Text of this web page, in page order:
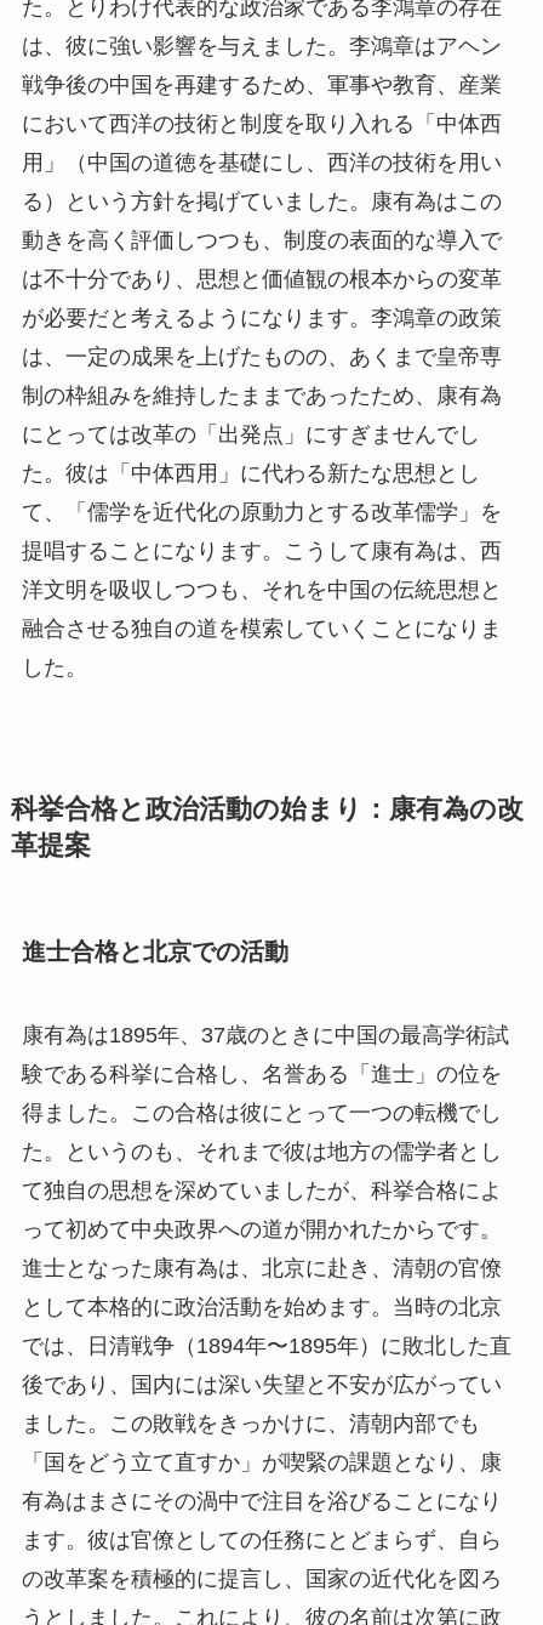
た。とりわけ代表的な政治家である李鴻章の存在
は、彼に強い影響を与えました。李鴻章はアヘン
戦争後の中国を再建するため、軍事や教育、産業
において西洋の技術と制度を取り入れる「中体西
用」（中国の道徳を基礎にし、西洋の技術を用い
る）という方針を掲げていました。康有為はこの
動きを高く評価しつつも、制度の表面的な導入で
は不十分であり、思想と価値観の根本からの変革
が必要だと考えるようになります。李鴻章の政策
は、一定の成果を上げたものの、あくまで皇帝専
制の枠組みを維持したままであったため、康有為
にとっては改革の「出発点」にすぎませんでし
た。彼は「中体西用」に代わる新たな思想とし
て、「儒学を近代化の原動力とする改革儒学」を
提唱することになります。こうして康有為は、西
洋文明を吸収しつつも、それを中国の伝統思想と
融合させる独自の道を模索していくことになりま
した。
科挙合格と政治活動の始まり：康有為の改
革提案
進士合格と北京での活動
康有為は1895年、37歳のときに中国の最高学術試
験である科挙に合格し、名誉ある「進士」の位を
得ました。この合格は彼にとって一つの転機でし
た。というのも、それまで彼は地方の儒学者とし
て独自の思想を深めていましたが、科挙合格によ
って初めて中央政界への道が開かれたからです。
進士となった康有為は、北京に赴き、清朝の官僚
として本格的に政治活動を始めます。当時の北京
では、日清戦争（1894年〜1895年）に敗北した直
後であり、国内には深い失望と不安が広がってい
ました。この敗戦をきっかけに、清朝内部でも
「国をどう立て直すか」が喫緊の課題となり、康
有為はまさにその渦中で注目を浴びることになり
ます。彼は官僚としての任務にとどまらず、自ら
の改革案を積極的に提言し、国家の近代化を図ろ
うとしました。これにより、彼の名前は次第に政